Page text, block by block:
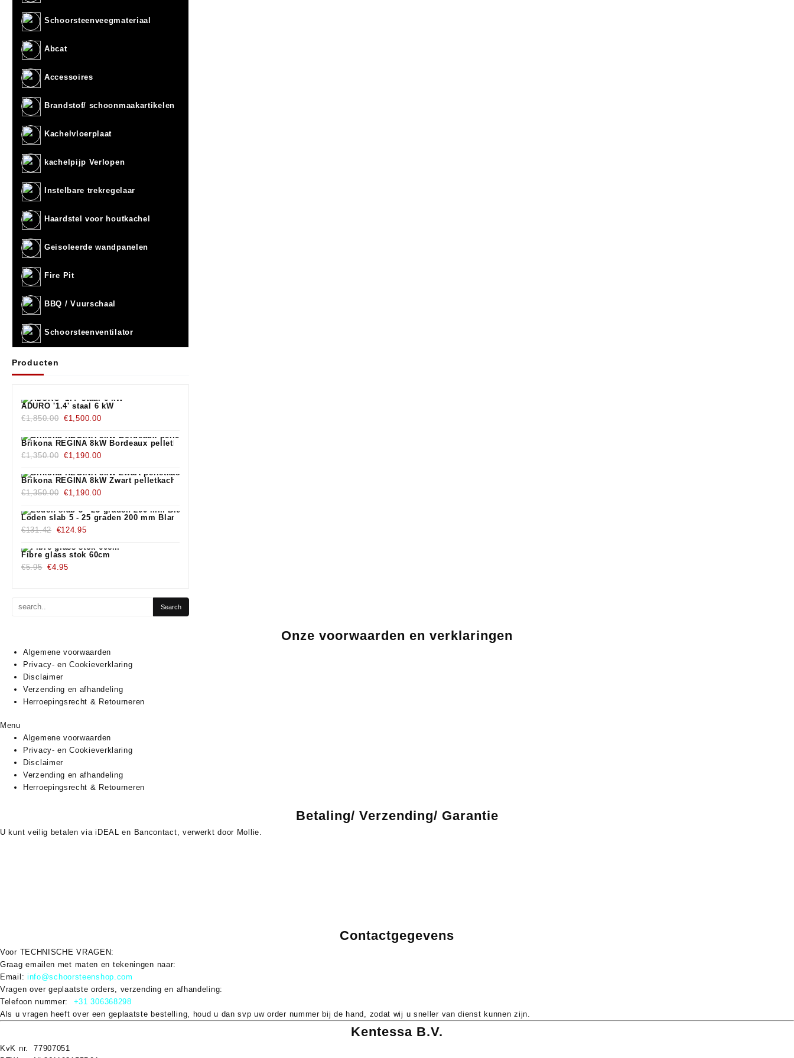
Schoorsteenveegmateriaal
Abcat
Accessoires
Brandstof/ schoonmaakartikelen
Kachelvloerplaat
kachelpijp Verlopen
Instelbare trekregelaar
Haardstel voor houtkachel
Geisoleerde wandpanelen
Fire Pit
BBQ / Vuurschaal
Schoorsteenventilator
Producten
ADURO '1.4' staal 6 kW
€1,850.00 Oorspronkelijke
was:
€1,850.00.
€1,500.00Huidige
is:
€1,500.00.
Brikona REGINA 8kW Bordeaux pelletkachel
€1,350.00 Oorspronkelijke
was:
€1,350.00.
€1,190.00Huidige
is:
€1,190.00.
Brikona REGINA 8kW Zwart pelletkachel
€1,350.00 Oorspronkelijke
was:
€1,350.00.
€1,190.00Huidige
is:
Loden slab 5 - 25 graden 200 mm Blank
€131.42
Oorspronkelijke
was:
€131.42.
€124.95Huidige
is:
Fibre glass stok 60cm
€5.95 Oorspronkelijke
€4.95Huidige
Onze voorwaarden en verklaringen
Algemene voorwaarden
Privacy- en Cookieverklaring
Disclaimer
Verzending en afhandeling
Herroepingsrecht & Retourneren
Menu
Algemene voorwaarden
Privacy- en Cookieverklaring
Disclaimer
Verzending en afhandeling
Herroepingsrecht & Retourneren
Betaling/ Verzending/ Garantie
U kunt veilig betalen viaiDEAL en Bancontact , verwerkt door Mollie.
Contactgegevens
Voor TECHNISCHE VRAGEN:
Graag emailen met maten en tekeningen naar:
Email: info@schoorsteenshop.com
Vragen over geplaatste orders, verzending en afhandeling:
Telefoon nummer: +31 306368298
Als u vragen heeft over een geplaatste bestelling, houd u dan svp uw order nummer bij de hand, zodat wij u sneller van dienst kunnen zijn.
Kentessa B.V.
KvK nr. 77907051